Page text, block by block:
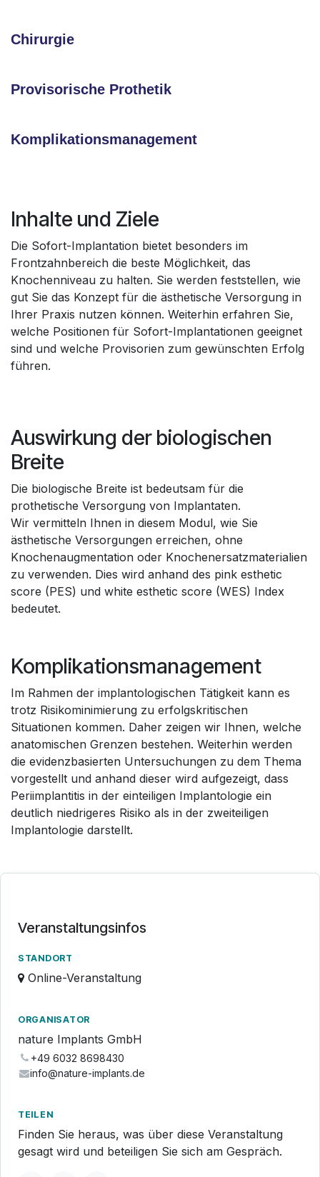
Chirurgie
Provisorische Prothetik
Komplikationsmanagement
Inhalte und Ziele
Die Sofort-Implantation bietet besonders im
Frontzahnbereich die beste Möglichkeit, das
Knochenniveau zu halten. Sie werden feststellen, wie
gut Sie das Konzept für die ästhetische Versorgung in
Ihrer Praxis nutzen können. Weiterhin erfahren Sie,
welche Positionen für Sofort-Implantationen geeignet
sind und welche Provisorien zum gewünschten Erfolg
führen.
Auswirkung der biologischen
Breite
Die biologische Breite ist bedeutsam für die
prothetische Versorgung von Implantaten.
Wir vermitteln Ihnen in diesem Modul, wie Sie
ästhetische Versorgungen erreichen, ohne
Knochenaugmentation oder Knochenersatzmaterialien
zu verwenden. Dies wird anhand des pink esthetic
score (PES) und white esthetic score (WES) Index
bedeutet.
Komplikationsmanagement
Im Rahmen der implantologischen Tätigkeit kann es
trotz Risikominimierung zu erfolgskritischen
Situationen kommen. Daher zeigen wir Ihnen, welche
anatomischen Grenzen bestehen. Weiterhin werden
die evidenzbasierten Untersuchungen zu dem Thema
vorgestellt und anhand dieser wird aufgezeigt, dass
Periimplantitis in der einteiligen Implantologie ein
deutlich niedrigeres Risiko als in der zweiteiligen
Implantologie darstellt.
Veranstaltungsinfos
STANDORT
Online-Veranstaltung
ORGANISATOR
nature Implants GmbH
+49 6032 8698430
info@nature-implants.de
TEILEN
Finden Sie heraus, was über diese Veranstaltung
gesagt wird und beteiligen Sie sich am Gespräch.